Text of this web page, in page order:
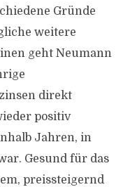
Gründe
weitere
geht Neumann
direkt
positiv
Jahren, in
Gesund für das
preissteigernd